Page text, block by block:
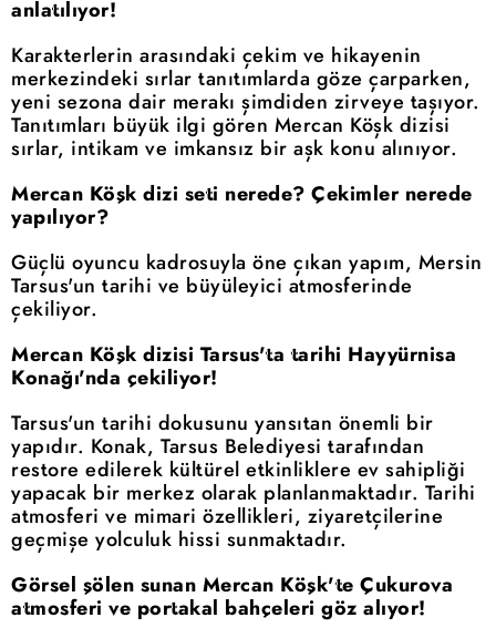
anlatılıyor!
Karakterlerin arasındaki çekim ve hikayenin
merkezindeki sırlar tanıtımlarda göze çarparken,
yeni sezona dair merakı şimdiden zirveye taşıyor.
Tanıtımları büyük ilgi gören Mercan Köşk dizisi
sırlar, intikam ve imkansız bir aşk konu alınıyor.
Mercan Köşk dizi seti nerede? Çekimler nerede
yapılıyor?
Güçlü oyuncu kadrosuyla öne çıkan yapım, Mersin
Tarsus'un tarihi ve büyüleyici atmosferinde
çekiliyor.
Mercan Köşk dizisi Tarsus'ta tarihi Hayyürnisa
Konağı'nda çekiliyor!
Tarsus'un tarihi dokusunu yansıtan önemli bir
yapıdır. Konak, Tarsus Belediyesi tarafından
restore edilerek kültürel etkinliklere ev sahipliği
yapacak bir merkez olarak planlanmaktadır. Tarihi
atmosferi ve mimari özellikleri, ziyaretçilerine
geçmişe yolculuk hissi sunmaktadır.
Görsel şölen sunan Mercan Köşk'te Çukurova
atmosferi ve portakal bahçeleri göz alıyor!